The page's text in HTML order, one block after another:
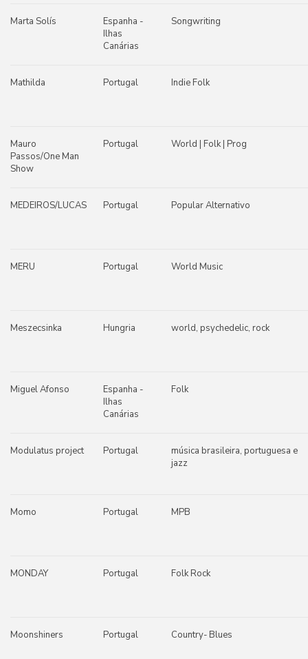
Marta Solís
Espanha -
Ilhas
Canárias
Songwriting
Mathilda Portugal Indie Folk
Mauro
Passos/One Man
Show
Portugal World | Folk | Prog
MEDEIROS/LUCAS Portugal Popular Alternativo
MERU Portugal World Music
Meszecsinka Hungria world, psychedelic, rock
Miguel Afonso
Espanha -
Ilhas
Canárias
Folk
Modulatus project Portugal
música brasileira, portuguesa e
jazz
Momo Portugal MPB
MONDAY Portugal Folk Rock
Moonshiners Portugal Country- Blues